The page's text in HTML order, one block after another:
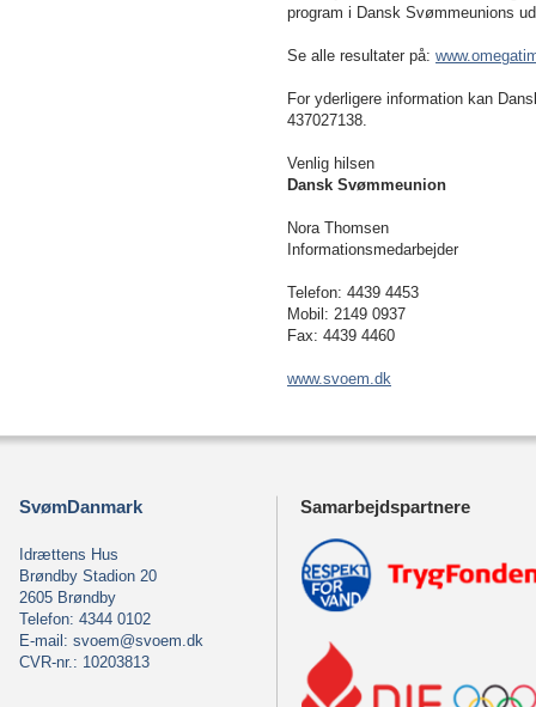
program i Dansk Svømmeunions
Se alle resultater på:
For yderligere information kan
437027138.
Venlig hilsen
Dansk Svømmeunion
Nora Thomsen
Informationsmedarbejder
Telefon: 4439 4453
Mobil: 2149 0937
Fax: 4439 4460
www.svoem.dk
SvømDanmark
Idrættens Hus
Brøndby Stadion 20
2605 Brøndby
Telefon: 4344 0102
E-mail: svoem@svoem.dk
CVR-nr.: 10203813
Samarbejdspartnere